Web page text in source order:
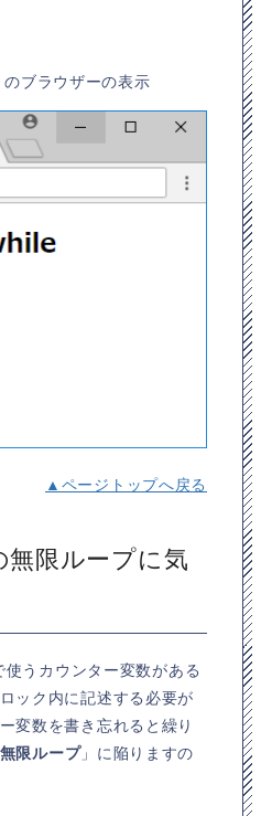
ブラウザーの表示
▲ページトップへ戻る
限ループに気
使うカウンター変数がある
ック内に記述する必要が
変数を書き忘れると繰り
無限ループ」に陥りますの